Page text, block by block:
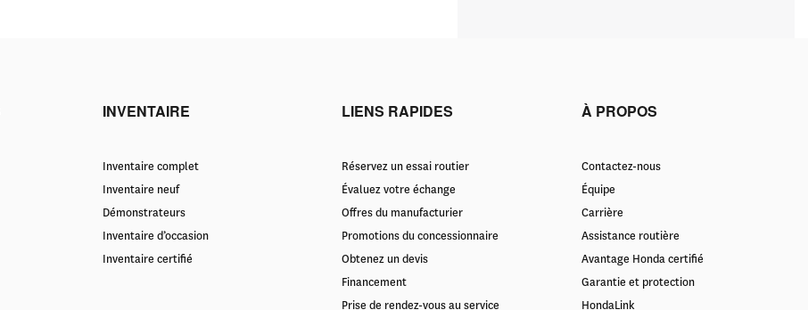
INVENTAIRE
Inventaire complet
Inventaire neuf
Démonstrateurs
Inventaire d’occasion
Inventaire certifié
LIENS RAPIDES
Réservez un essai routier
Évaluez votre échange
Offres du manufacturier
Promotions du concessionnaire
Obtenez un devis
Financement
Prise de rendez-vous au service
À PROPOS
Contactez-nous
Équipe
Carrière
Assistance routière
Avantage Honda certifié
Garantie et protection
HondaLink